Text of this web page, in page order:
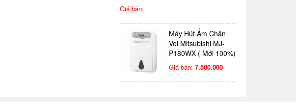
Giá bán:
Máy Hút Ẩm Chân
Voi Mitsubishi MJ-
P180WX ( Mới 100%)
Giá bán: 7.500.000